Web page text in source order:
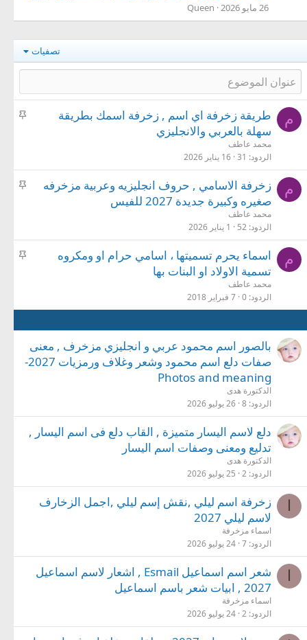
26 مايو 2026
Queen
تصفيات
م
م
طريقة زخرفة اي اسم , زخرفة اسمك بطريقة
سهلة بالعربي والانجليزي
محمد عاطف
الردود 31 16 يناير 2026
م
م
زخرفة الاسامي , حروف انجليزيه وعربية مزخرفه
صغيره وكبيرة جديدة 2027 للفيس
محمد عاطف
الردود 52 1 يناير 2026
م
م
اسماء يحرم تسميتها ، اسامي حرام او ومكروه
تسمية الاولاد او البنات بها
محمد عاطف
الردود 0 7 فبراير 2018
بالصور اسم محمود عربي و انجليزي مزخرف , معنى
صفات دلع اسم محمود وشعر وغلاف ورمزيات 2027-
Photos and meaning
الدكتورة هدى
الردود 8 26 يوليو 2026
دلع لاسم اليسار متميزة , القاب دلع فى اسم اليسار ,
تدليع ومعنى وصفات اسم اليسار
الدكتورة هدى
الردود 2 25 يوليو 2026
ا
زخرفة اسم ليلي ,نقش إسم ليلي ,اجمل الزخارف
لاسم ليلي 2027
اسماء مزخرفة
الردود 7 24 يوليو 2026
ا
شعر اسم اسماعيل Esmail , اشعار لاسم اسماعيل
2027 , ابيات شعر باسم اسماعيل
اسماء مزخرفة
الردود 2 24 يوليو 2026